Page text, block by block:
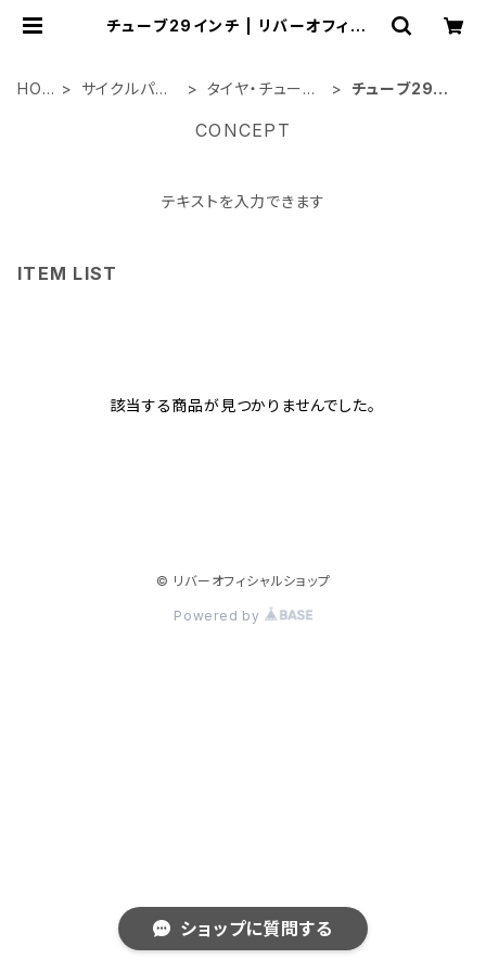
チューブ29インチ | リバーオフィシャ
HOM
サイクルパー
タイヤ・チューブ
チューブ29イ
CONCEPT
テキストを入力できます
ITEM LIST
該当する商品が見つかりませんでした。
© リバーオフィシャルショップ
Powered by
ショップに質問する